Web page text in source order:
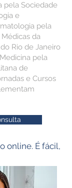
pela Sociedade
e
pela
da
Rio de Janeiro
pela
de
e Cursos
online. É fácil,